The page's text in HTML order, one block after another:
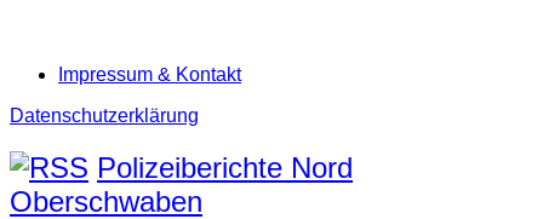
Impressum & Kontakt
Datenschutzerklärung
Polizeiberichte Nord
Oberschwaben